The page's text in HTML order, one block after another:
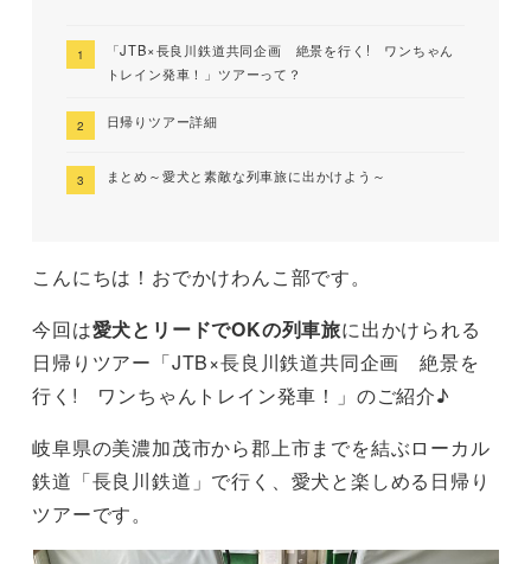
「JTB×長良川鉄道共同企画 絶景を行く! ワンちゃん
トレイン発車！」ツアーって？
日帰りツアー詳細
まとめ～愛犬と素敵な列車旅に出かけよう～
こんにちは！おでかけわんこ部です。
今回は愛犬とリードでOKの列車旅に出かけられる
日帰りツアー「JTB×長良川鉄道共同企画 絶景を
行く! ワンちゃんトレイン発車！」のご紹介♪
岐阜県の美濃加茂市から郡上市までを結ぶローカル
鉄道「長良川鉄道」で行く、愛犬と楽しめる日帰り
ツアーです。